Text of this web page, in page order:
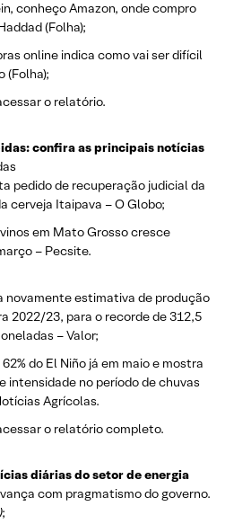
conheço Amazon, onde compro
(Folha);
online indica como vai ser difícil
(Folha);
o relatório.
confira as principais notícias
pedido de recuperação judicial da
cerveja Itaipava – O Globo;
em Mato Grosso cresce
– Pecsite.
novamente estimativa de produção
2022/23, para o recorde de 312,5
– Valor;
do El Niño já em maio e mostra
intensidade no período de chuvas
Agrícolas.
o relatório completo.
diárias do setor de energia
com pragmatismo do governo.
;